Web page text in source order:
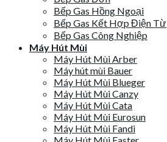
Bếp Gas Hồng Ngoại
Bếp Gas Kết Hợp Điện Từ
Bếp Gas Công Nghiệp
Máy Hút Mùi
Máy Hút Mùi Arber
Máy hút mùi Bauer
Máy Hút Mùi Blueger
Máy Hút Mùi Canzy
Máy Hút Mùi Cata
Máy Hút Mùi Eurosun
Máy Hút Mùi Fandi